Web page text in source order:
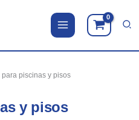
para piscinas y pisos
y pisos